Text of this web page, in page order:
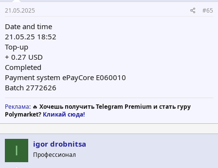
21.05.2025 #65
Date and time
21.05.25 18:52
Top-up
+ 0.27 USD
Completed
Payment system ePayCore E060010
Batch 2772626
Реклама: 🔥 Хочешь получить Telegram Premium и стать гуру
Polymarket? Кликай сюда!
I igor drobnitsa
Профессионал